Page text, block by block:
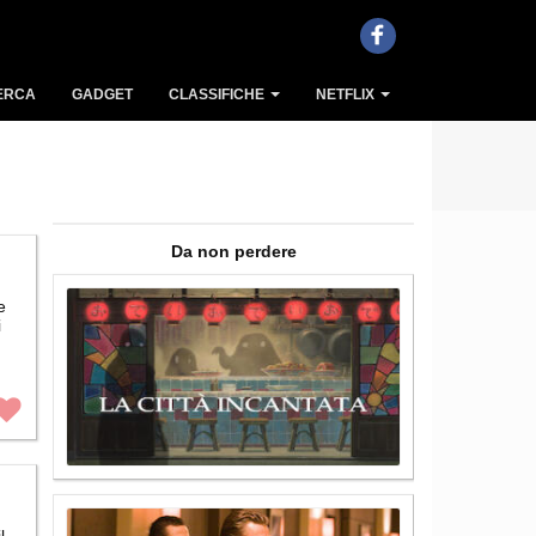
GADGET CLASSIFICHE NETFLIX
Da non perdere